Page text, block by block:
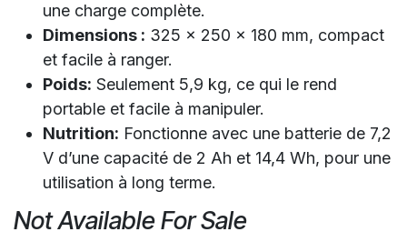
une charge complète.
Dimensions : 325 x 250 x 180 mm, compact
et facile à ranger.
Poids: Seulement 5,9 kg, ce qui le rend
portable et facile à manipuler.
Nutrition: Fonctionne avec une batterie de 7,2
V d’une capacité de 2 Ah et 14,4 Wh, pour une
utilisation à long terme.
Not Available For Sale